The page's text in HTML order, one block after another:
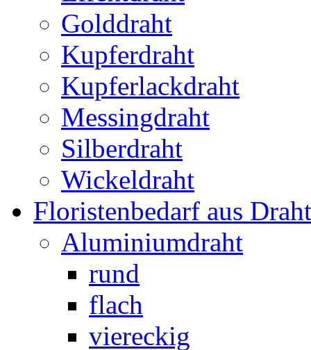
Golddraht
Kupferdraht
Kupferlackdraht
Messingdraht
Silberdraht
Wickeldraht
Floristenbedarf aus Draht
Aluminiumdraht
rund
flach
viereckig